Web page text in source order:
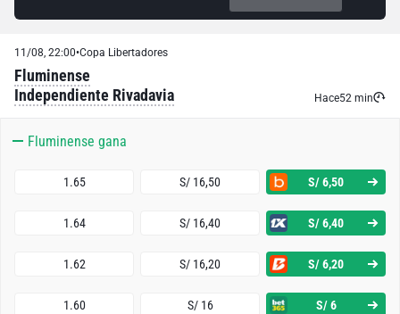
Hace52 min
11/08, 22:00•Copa Libertadores
Fluminense
Independiente Rivadavia
Fluminense gana
1.65 S/ 16,50 S/ 6,50
1.64 S/ 16,40 S/ 6,40
1.62 S/ 16,20 S/ 6,20
1.60 S/ 16 S/ 6